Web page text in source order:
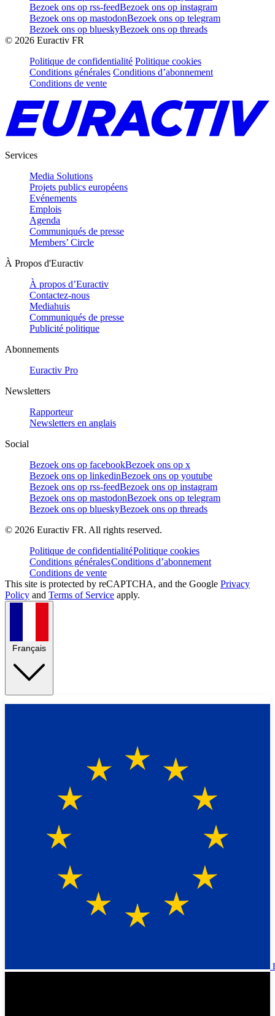
Bezoek ons op rss-feedBezoek ons op instagram
Bezoek ons op mastodonBezoek ons op telegram
Bezoek ons op blueskyBezoek ons op threads
© 2026 Euractiv FR
Politique de confidentialité Politique cookies
Conditions générales Conditions d’abonnement
Conditions de vente
Services
Media Solutions
Projets publics européens
Evénements
Emplois
Agenda
Communiqués de presse
Members’ Circle
À Propos d'Euractiv
À propos d’Euractiv
Contactez-nous
Mediahuis
Communiqués de presse
Publicité politique
Abonnements
Euractiv Pro
Newsletters
Rapporteur
Newsletters en anglais
Social
Bezoek ons op facebookBezoek ons op x
Bezoek ons op linkedinBezoek ons op youtube
Bezoek ons op rss-feedBezoek ons op instagram
Bezoek ons op mastodonBezoek ons op telegram
Bezoek ons op blueskyBezoek ons op threads
© 2026 Euractiv FR. All rights reserved.
Politique de confidentialitéPolitique cookies
Conditions généralesConditions d’abonnement
Conditions de vente
This site is protected by reCAPTCHA, and the Google Privacy
Policy and Terms of Service apply.
Français